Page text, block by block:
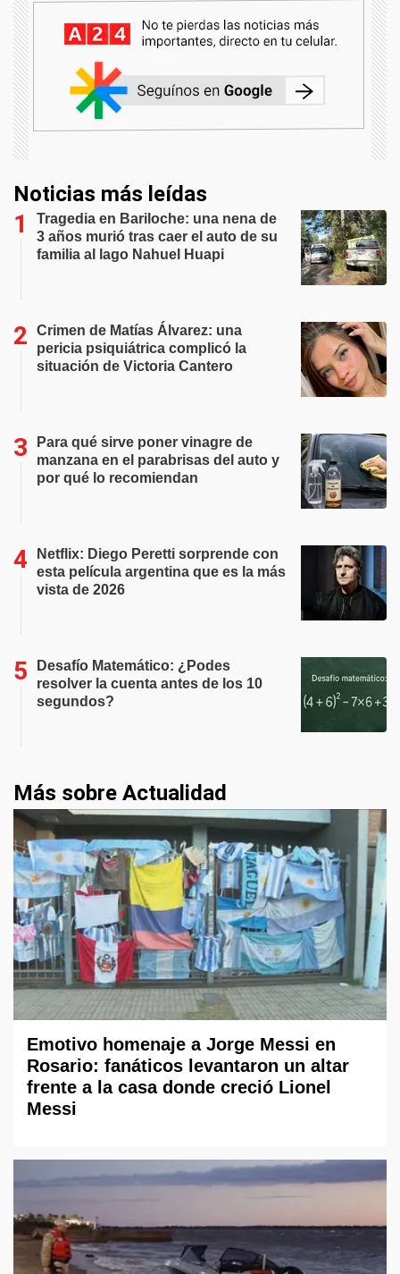
Noticias más leídas
Tragedia en Bariloche: una nena de
3 años murió tras caer el auto de su
familia al lago Nahuel Huapi
Crimen de Matías Álvarez: una
pericia psiquiátrica complicó la
situación de Victoria Cantero
Para qué sirve poner vinagre de
manzana en el parabrisas del auto y
por qué lo recomiendan
Netflix: Diego Peretti sorprende con
esta película argentina que es la más
vista de 2026
Desafío Matemático: ¿Podes
resolver la cuenta antes de los 10
segundos?
Más sobre Actualidad
Emotivo homenaje a Jorge Messi en
Rosario: fanáticos levantaron un altar
frente a la casa donde creció Lionel
Messi